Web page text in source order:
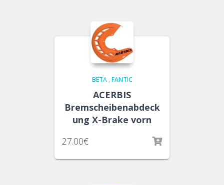
BETA, FANTIC
ACERBIS
Bremscheibenabdeck
ung X-Brake vorn
27.00€